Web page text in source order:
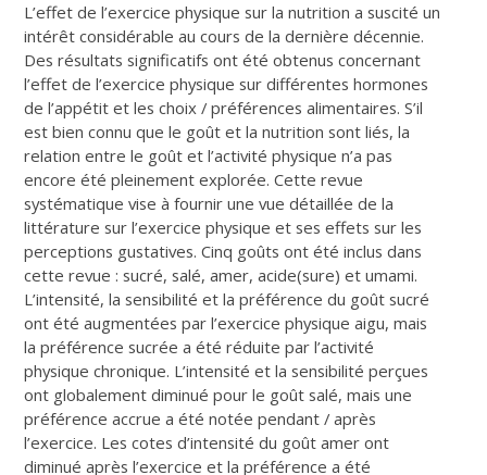
L’effet de l’exercice physique sur la nutrition a suscité un
intérêt considérable au cours de la dernière décennie.
Des résultats significatifs ont été obtenus concernant
l’effet de l’exercice physique sur différentes hormones
de l’appétit et les choix / préférences alimentaires. S’il
est bien connu que le goût et la nutrition sont liés, la
relation entre le goût et l’activité physique n’a pas
encore été pleinement explorée. Cette revue
systématique vise à fournir une vue détaillée de la
littérature sur l’exercice physique et ses effets sur les
perceptions gustatives. Cinq goûts ont été inclus dans
cette revue : sucré, salé, amer, acide(sure) et umami.
L’intensité, la sensibilité et la préférence du goût sucré
ont été augmentées par l’exercice physique aigu, mais
la préférence sucrée a été réduite par l’activité
physique chronique. L’intensité et la sensibilité perçues
ont globalement diminué pour le goût salé, mais une
préférence accrue a été notée pendant / après
l’exercice. Les cotes d’intensité du goût amer ont
diminué après l’exercice et la préférence a été